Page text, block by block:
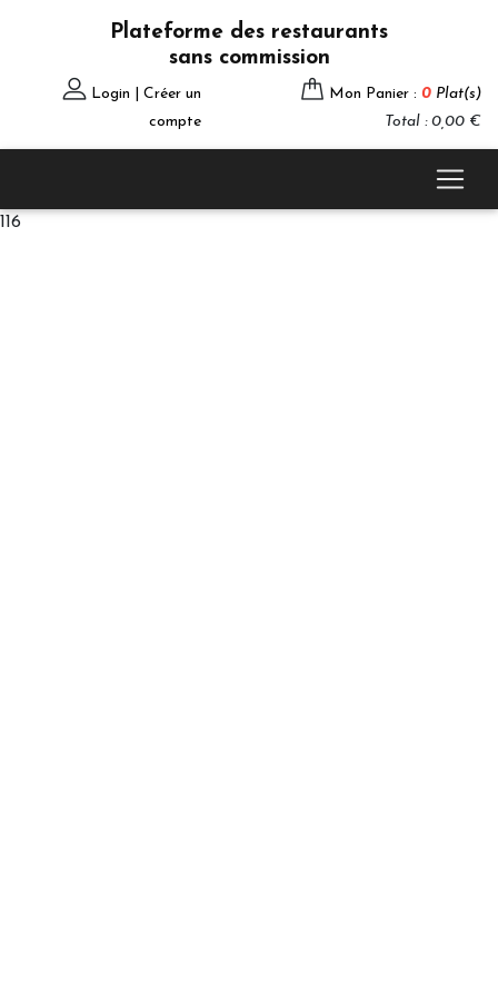
Plateforme des restaurants
sans commission
Login | Créer un
compte
Mon Panier : 0 Plat(s)
Total : 0,00 €
116